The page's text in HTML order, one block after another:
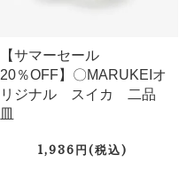
【サマーセール
20％OFF】〇MARUKEIオ
リジナル スイカ 二品
皿
1,936円(税込)